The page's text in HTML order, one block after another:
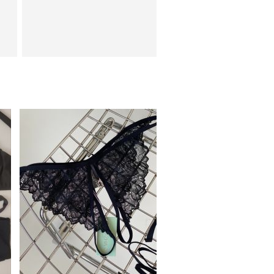
Коктейльное короткое
платье-шорты белого
цвета